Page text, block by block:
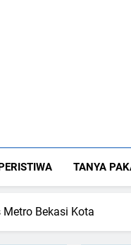
PERISTIWA TANYA
Bekasi Kota